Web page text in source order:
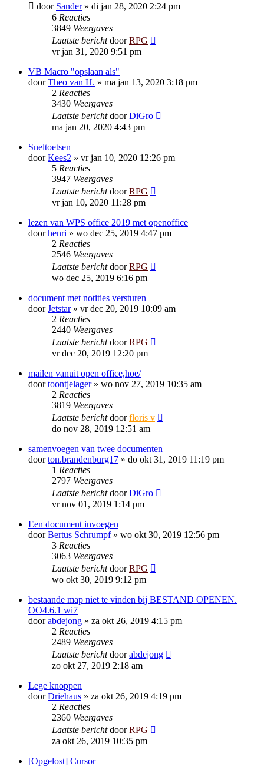
door Sander» di jan 28, 2020 2:24 pm
6 Reacties
3849 Weergaves
Laatste berichtdoorRPG
vr jan 31, 2020 9:51 pm
VB Macro "opslaan als"
doorTheo van H. » ma jan 13, 2020 3:18 pm
2 Reacties
3430 Weergaves
Laatste berichtdoorDiGro
ma jan 20, 2020 4:43 pm
Sneltoetsen
doorKees2 » vr jan 10, 2020 12:26 pm
5 Reacties
3947 Weergaves
Laatste berichtdoorRPG
vr jan 10, 2020 11:28 pm
lezen van WPS office 2019 met openoffice
doorhenri » wo dec 25, 2019 4:47 pm
2 Reacties
2546 Weergaves
Laatste berichtdoorRPG
wo dec 25, 2019 6:16 pm
document met notities versturen
doorJetstar» vr dec 20, 2019 10:09 am
2 Reacties
2440 Weergaves
Laatste berichtdoorRPG
vr dec 20, 2019 12:20 pm
mailen vanuit open office,hoe/
doortoontjelager» wo nov 27, 2019 10:35 am
2 Reacties
3819 Weergaves
Laatste berichtdoorfloris v
do nov 28, 2019 12:51 am
samenvoegen van twee documenten
doorton.brandenburg17 » do okt 31, 2019 11:19 pm
1 Reacties
2797 Weergaves
Laatste berichtdoorDiGro
vr nov 01, 2019 1:14 pm
Een document invoegen
doorBertus Schrumpf» wo okt 30, 2019 12:56 pm
3 Reacties
3063 Weergaves
Laatste berichtdoorRPG
wo okt 30, 2019 9:12 pm
bestaande map niet te vinden bij BESTAND OPENEN.
OO4.6.1 wi7
doorabdejong » za okt 26, 2019 4:15 pm
2 Reacties
2489 Weergaves
Laatste berichtdoorabdejong
zo okt 27, 2019 2:18 am
Lege knoppen
doorDriehaus » za okt 26, 2019 4:19 pm
2 Reacties
2360 Weergaves
Laatste berichtdoorRPG
za okt 26, 2019 10:35 pm
[Opgelost] Cursor